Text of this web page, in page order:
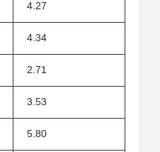
4.27
4.34
2.71
3.53
5.80